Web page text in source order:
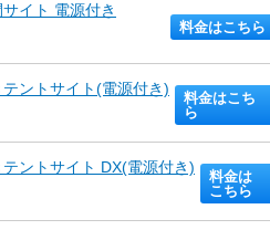
イト 電源付き
料金はこちら
ントサイト(電源付き)
料金はこち
ら
ントサイト DX(電源付き)
料金は
こちら